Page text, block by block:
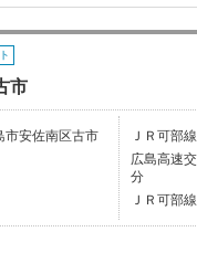
市
市安佐南区古市
ＪＲ可部
広島高速
分
ＪＲ可部